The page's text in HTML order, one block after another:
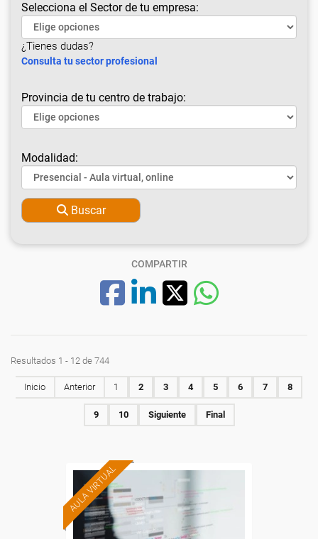
Selecciona el Sector de tu empresa:
¿Tienes dudas?
Consulta tu sector profesional
Provincia de tu centro de trabajo:
Modalidad:
Buscar
COMPARTIR
Resultados 1 - 12 de 744
Inicio Anterior 1 2 3 4 5 6 7 8
9 10 Siguiente Final
AULA VIRTUAL
Formación 100%